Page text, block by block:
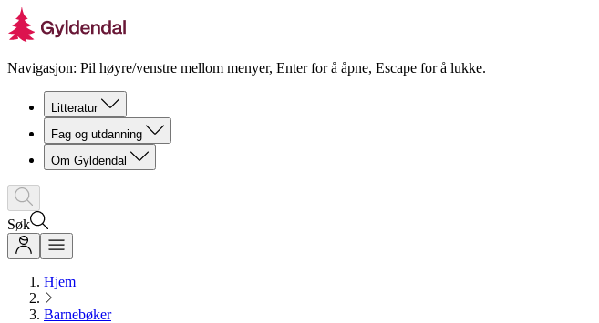
Navigasjon: Pil høyre/venstre mellom menyer, Enter for å åpne, Escape for å lukke.
Litteratur
Fag og utdanning
Om Gyldendal
Søk
Hjem
Barnebøker